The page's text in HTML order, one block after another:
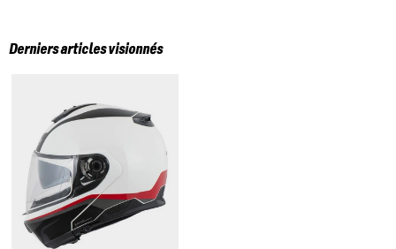
Derniers articles visionnés